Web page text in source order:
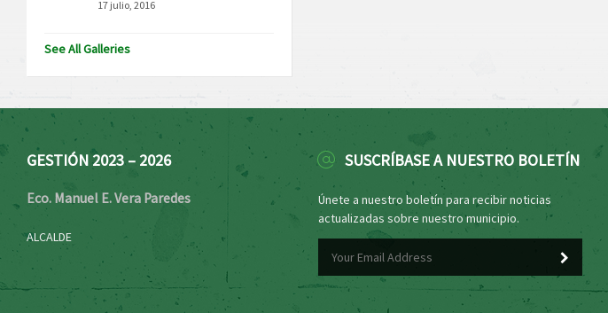
17 julio, 2016
See All Galleries
GESTIÓN 2023 – 2026
Eco. Manuel E. Vera Paredes
ALCALDE
SUSCRÍBASE A NUESTRO BOLETÍN
Únete a nuestro boletín para recibir noticias
actualizadas sobre nuestro municipio.